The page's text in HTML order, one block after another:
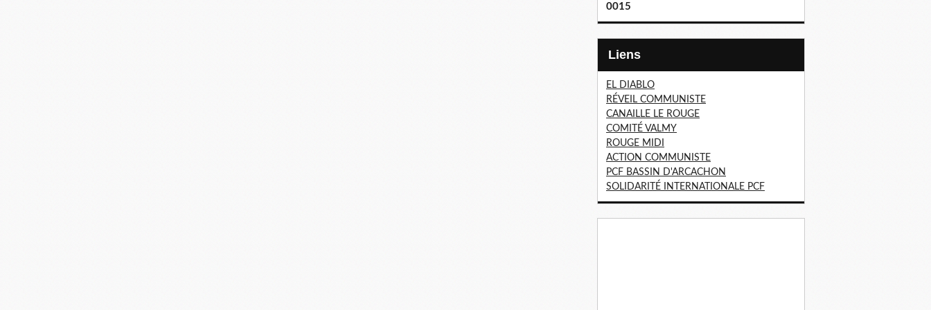
0015
Liens
EL DIABLO
RÉVEIL COMMUNISTE
CANAILLE LE ROUGE
COMITÉ VALMY
ROUGE MIDI
ACTION COMMUNISTE
PCF BASSIN D'ARCACHON
SOLIDARITÉ INTERNATIONALE PCF